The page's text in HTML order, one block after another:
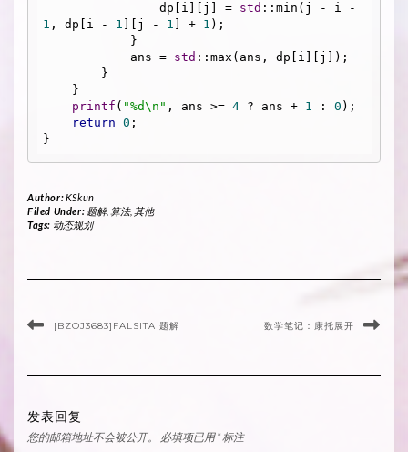
                dp[i][j] =
std
1 , dp[i - 1 ][j - 1 ] + 1 );
            ans =
std ::max(ans, dp[i][j]);
printf ( "%d\n" , ans >= 4 ? ans + 1 : 0 );
return 0 ;
Author:KSkun
Filed Under: 题解, 算法, 其他
Tags: 动态规划
[BZOJ3683]FALSITA 题解 数学笔记：康托展开
发表回复
您的邮箱地址不会被公开。 必填项已用*标注